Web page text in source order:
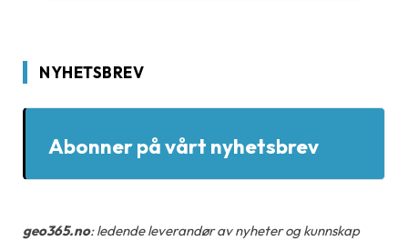
NYHETSBREV
Abonner på vårt nyhetsbrev
geo365.no: ledende leverandør av nyheter og kunnskap